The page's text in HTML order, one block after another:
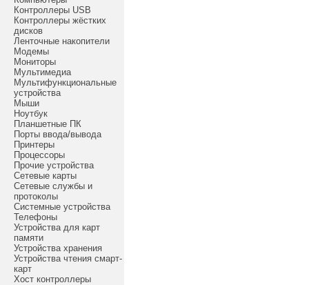
Контроллеры USB
Контроллеры жёстких
дисков
Ленточные накопители
Модемы
Мониторы
Мультимедиа
Мультифункциональные
устройства
Мыши
Ноутбук
Планшетные ПК
Порты ввода/вывода
Принтеры
Процессоры
Прочие устройства
Сетевые карты
Сетевые службы и
протоколы
Системные устройства
Телефоны
Устройства для карт
памяти
Устройства хранения
Устройства чтения смарт-
карт
Хост контроллеры